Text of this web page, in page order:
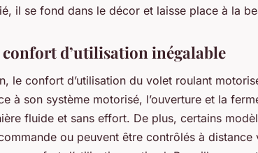
il se fond dans le décor et laisse place à la
confort d’utilisation inégalable
le confort d’utilisation du volet roulant
à son système motorisé, l’ouverture et la
fluide et sans effort. De plus, certains
ou peuvent être contrôlés à